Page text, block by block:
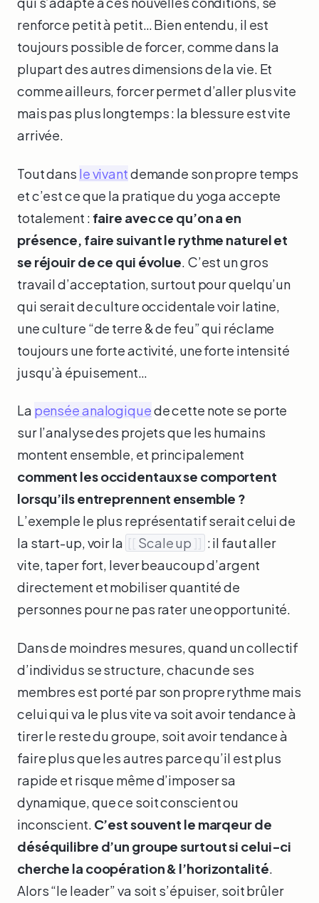
renforce petit à petit… Bien entendu, il est
toujours possible de forcer, comme dans la
plupart des autres dimensions de la vie. Et
comme ailleurs, forcer permet d’aller plus vite
mais pas plus longtemps : la blessure est vite
arrivée.
Tout dans le vivantdemande son propre temps
et c’est ce que la pratique du yoga accepte
totalement : faire avec ce qu’on a en
présence, faire suivant le rythme naturel et
se réjouir de ce qui évolue. C’est un gros
travail d’acceptation, surtout pour quelqu’un
qui serait de culture occidentale voir latine,
une culture “de terre & de feu” qui réclame
toujours une forte activité, une forte intensité
jusqu’à épuisement…
La pensée analogiquede cette note se porte
sur l’analyse des projets que les humains
montent ensemble, et principalement
comment les occidentaux se comportent
lorsqu’ils entreprennent ensemble ?
L’exemple le plus représentatif serait celui de
la start-up, voir la [[ Scale up ]] : il faut aller
vite, taper fort, lever beaucoup d’argent
directement et mobiliser quantité de
personnes pour ne pas rater une opportunité.
Dans de moindres mesures, quand un collectif
d’individus se structure, chacun de ses
membres est porté par son propre rythme mais
celui qui va le plus vite va soit avoir tendance à
tirer le reste du groupe, soit avoir tendance à
faire plus que les autres parce qu’il est plus
rapide et risque même d’imposer sa
dynamique, que ce soit conscient ou
inconscient. C’est souvent le marqeur de
déséquilibre d’un groupe surtout si celui-ci
cherche la coopération & l’horizontalité.
Alors “le leader” va soit s’épuiser, soit brûler